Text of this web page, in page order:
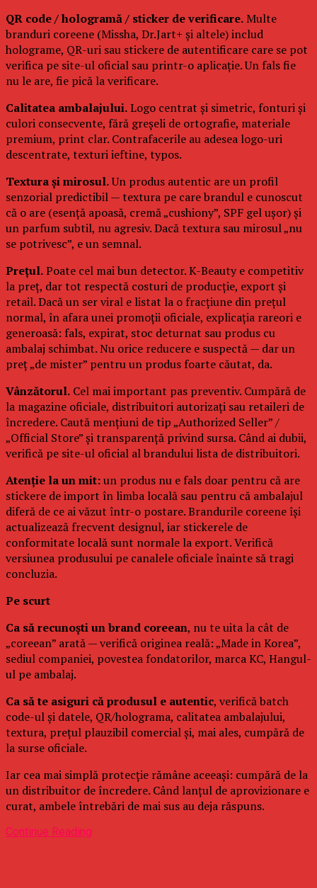
QR code / hologramă / sticker de verificare.Multe
branduri coreene (Missha, Dr.Jart+ și altele) includ
holograme, QR-uri sau stickere de autentificare care se pot
verifica pe site-ul oficial sau printr-o aplicație. Un fals fie
nu le are, fie pică la verificare.
Calitatea ambalajului.Logo centrat și simetric, fonturi și
culori consecvente, fără greșeli de ortografie, materiale
premium, print clar. Contrafacerile au adesea logo-uri
descentrate, texturi ieftine, typos.
Textura și mirosul.Un produs autentic are un profil
senzorial predictibil — textura pe care brandul e cunoscut
că o are (esență apoasă, cremă „cushiony”, SPF gel ușor) și
un parfum subtil, nu agresiv. Dacă textura sau mirosul „nu
se potrivesc”, e un semnal.
Prețul.Poate cel mai bun detector. K-Beauty e competitiv
la preț, dar tot respectă costuri de producție, export și
retail. Dacă un ser viral e listat la o fracțiune din prețul
normal, în afara unei promoții oficiale, explicația rareori e
generoasă: fals, expirat, stoc deturnat sau produs cu
ambalaj schimbat. Nu orice reducere e suspectă — dar un
preț „de mister” pentru un produs foarte căutat, da.
Vânzătorul. Cel mai important pas preventiv. Cumpără de
la magazine oficiale, distribuitori autorizați sau retaileri de
încredere. Caută mențiuni de tip „Authorized Seller” /
„Official Store” și transparență privind sursa. Când ai dubii,
verifică pe site-ul oficial al brandului lista de distribuitori.
Atenție la un mit:un produs nu e fals doar pentru că are
stickere de import în limba locală sau pentru că ambalajul
diferă de ce ai văzut într-o postare. Brandurile coreene își
actualizează frecvent designul, iar stickerele de
conformitate locală sunt normale la export. Verifică
versiunea produsului pe canalele oficiale înainte să tragi
concluzia.
Pe scurt
Ca să recunoști un brand coreean, nu te uita la cât de
„coreean” arată — verifică originea reală: „Made in Korea”,
sediul companiei, povestea fondatorilor, marca KC, Hangul-
ul pe ambalaj.
Ca să te asiguri că produsul e autentic, verifică batch
code-ul și datele, QR/holograma, calitatea ambalajului,
textura, prețul plauzibil comercial și, mai ales, cumpără de
la surse oficiale.
Iar cea mai simplă protecție rămâne aceeași: cumpără de la
un distribuitor de încredere. Când lanțul de aprovizionare e
curat, ambele întrebări de mai sus au deja răspuns.
Continue Reading